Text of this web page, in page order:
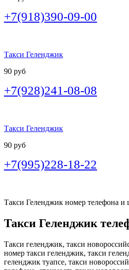
+7(918)390-09-00
Такси Геленджик
90 руб
+7(928)241-08-08
Такси Геленджик
90 руб
+7(995)228-18-22
Такси Геленджик номер телефона и
Такси Геленджик
Такси геленджик, такси
номер такси геленджик, такси
геленджик туапсе, такси